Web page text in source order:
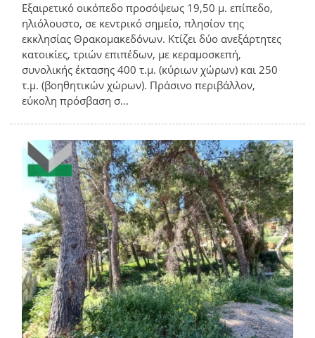
Εξαιρετικό οικόπεδο προσόψεως 19,50 μ. επίπεδο,
ηλιόλουστο, σε κεντρικό σημείο, πλησίον της
εκκλησίας Θρακομακεδόνων. Κτίζει δύο ανεξάρτητες
κατοικίες, τριών επιπέδων, με κεραμοσκεπή,
συνολικής έκτασης 400 τ.μ. (κύριων χώρων) και 250
τ.μ. (βοηθητικών χώρων). Πράσινο περιβάλλον,
εύκολη πρόσβαση σ...